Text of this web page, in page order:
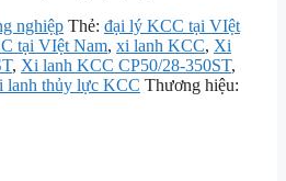
nghiệp Thẻ: đại lý KCC tại VIệt
tại VIệt Nam, xi lanh KCC, Xi
, Xi lanh KCC CP50/28-350ST,
lanh thủy lực KCC Thương hiệu: